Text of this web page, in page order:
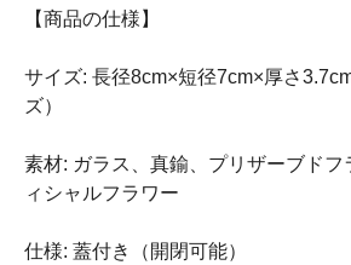
【商品の仕様】
サイズ: 長径8cm×短径7cm×厚さ
ズ）
素材: ガラス、真鍮、プリザーブドフ
ィシャルフラワー
仕様: 蓋付き（開閉可能）